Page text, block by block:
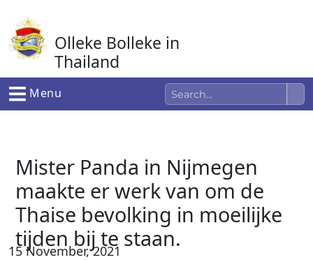
naar
de
inhoud
Olleke Bolleke in
Thailand
In Thailand
Menu
Mister Panda in Nijmegen
maakte er werk van om de
Thaise bevolking in moeilijke
tijden bij te staan.
15 November, 2021